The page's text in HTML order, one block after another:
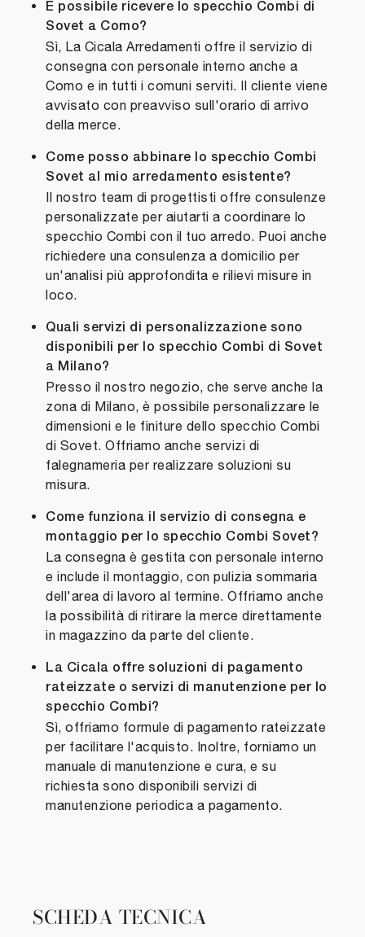
È possibile ricevere lo specchio Combi di
Sovet a Como?
Sì, La Cicala Arredamenti offre il servizio di
consegna con personale interno anche a
Como e in tutti i comuni serviti. Il cliente viene
avvisato con preavviso sull'orario di arrivo
della merce.
Come posso abbinare lo specchio Combi
Sovet al mio arredamento esistente?
Il nostro team di progettisti offre consulenze
personalizzate per aiutarti a coordinare lo
specchio Combi con il tuo arredo. Puoi anche
richiedere una consulenza a domicilio per
un'analisi più approfondita e rilievi misure in
loco.
Quali servizi di personalizzazione sono
disponibili per lo specchio Combi di Sovet
a Milano?
Presso il nostro negozio, che serve anche la
zona di Milano, è possibile personalizzare le
dimensioni e le finiture dello specchio Combi
di Sovet. Offriamo anche servizi di
falegnameria per realizzare soluzioni su
misura.
Come funziona il servizio di consegna e
montaggio per lo specchio Combi Sovet?
La consegna è gestita con personale interno
e include il montaggio, con pulizia sommaria
dell'area di lavoro al termine. Offriamo anche
la possibilità di ritirare la merce direttamente
in magazzino da parte del cliente.
La Cicala offre soluzioni di pagamento
rateizzate o servizi di manutenzione per lo
specchio Combi?
Sì, offriamo formule di pagamento rateizzate
per facilitare l'acquisto. Inoltre, forniamo un
manuale di manutenzione e cura, e su
richiesta sono disponibili servizi di
manutenzione periodica a pagamento.
SCHEDA TECNICA